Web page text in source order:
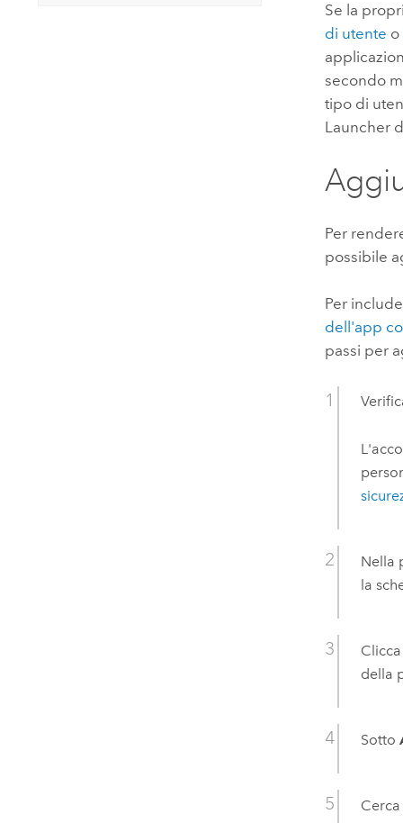
Se la
di utente o
secondo
tipo di
Launcher
Per
possibile
Per
dell'app
passi per
Nella
la
della
Sotto